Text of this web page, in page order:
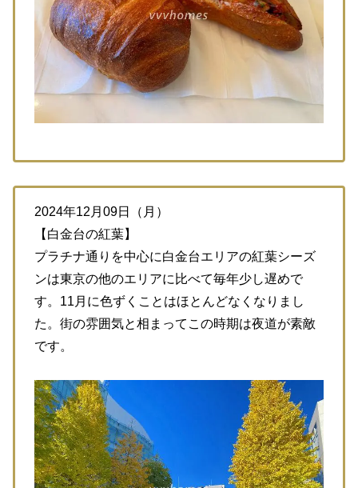
2024年12月09日（月）
【白金台の紅葉】
プラチナ通りを中心に白金台エリアの紅葉シーズ
ンは東京の他のエリアに比べて毎年少し遅めで
す。11月に色ずくことはほとんどなくなりまし
た。街の雰囲気と相まってこの時期は夜道が素敵
です。